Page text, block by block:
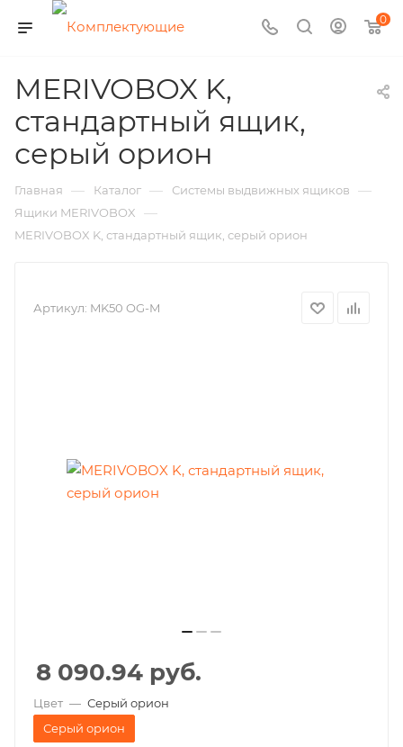
0
MERIVOBOX K,
стандартный ящик,
серый орион
Главная — Каталог — Системы выдвижных ящиков —
Ящики MERIVOBOX —
MERIVOBOX K, стандартный ящик, серый орион
Артикул: MK50 OG-M
8 090.94 руб.
Цвет — Серый орион
Серый орион